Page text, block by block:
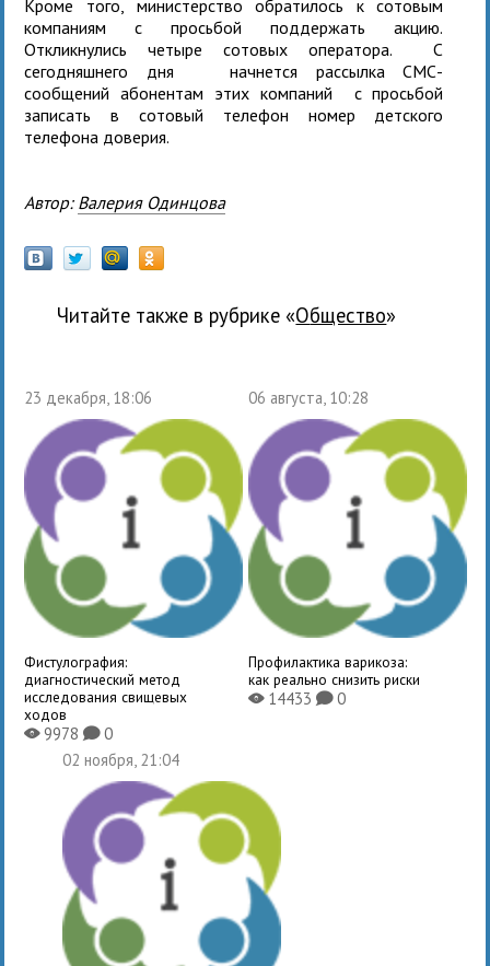
Кроме того, министерство обратилось к сотовым
компаниям с просьбой поддержать акцию.
Откликнулись четыре сотовых оператора. С
сегодняшнего дня начнется рассылка СМС-
сообщений абонентам этих компаний с просьбой
записать в сотовый телефон номер детского
телефона доверия.
Автор: Валерия Одинцова
Читайте также в рубрике « общество»
23 декабря, 18:06
Фистулография:
диагностический метод
исследования свищевых
ходов
X9978K0
06 августа, 10:28
Профилактика варикоза:
как реально снизить риски
X14433 K0
02 ноября, 21:04